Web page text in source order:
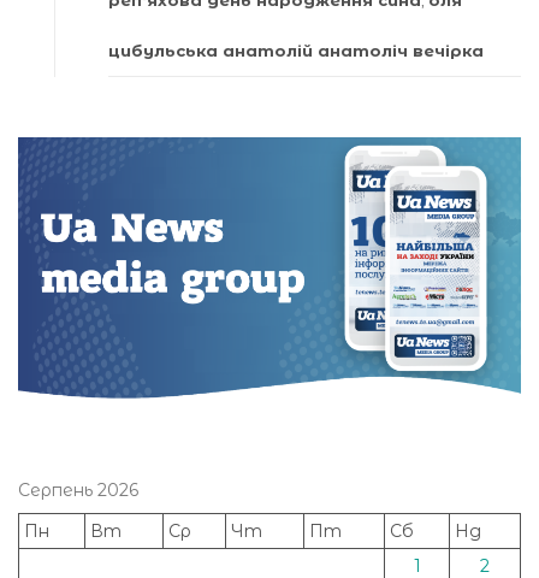
цибульська анатолій анатоліч вечірка
Серпень 2026
Пн
Вт Ср Чт Пт Сб
Нд
1
2